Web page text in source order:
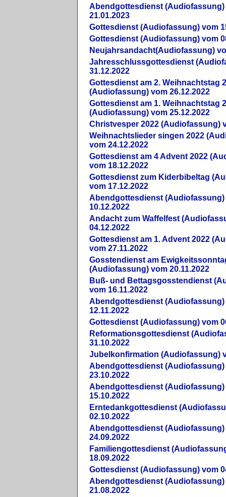
Abendgottesdienst (Audiofassung)
21.01.2023
Gottesdienst (Audiofassung) vom
Gottesdienst (Audiofassung) vom
Neujahrsandacht(Audiofassung)
Jahresschlussgottesdienst
31.12.2022
Gottesdienst am 2. Weihnachtstag
(Audiofassung) vom 26.12.2022
Gottesdienst am 1. Weihnachtstag
(Audiofassung) vom 25.12.2022
Christvesper 2022 (Audiofassung)
Weihnachtslieder singen 2022
vom 24.12.2022
Gottesdienst am 4 Advent 2022
vom 18.12.2022
Gottesdienst zum Kiderbibeltag
vom 17.12.2022
Abendgottesdienst (Audiofassung)
10.12.2022
Andacht zum Waffelfest
04.12.2022
Gottesdienst am 1. Advent 2022
vom 27.11.2022
Gosstendienst am
(Audiofassung) vom 20.11.2022
Buß- und Bettagsgosstendienst
vom 16.11.2022
Abendgottesdienst (Audiofassung)
12.11.2022
Gottesdienst (Audiofassung) vom
Reformationsgottesdienst
31.10.2022
Jubelkonfirmation (Audiofassung)
Abendgottesdienst (Audiofassung)
23.10.2022
Abendgottesdienst (Audiofassung)
15.10.2022
Erntedankgottesdienst
02.10.2022
Abendgottesdienst (Audiofassung)
24.09.2022
Familiengottesdienst
18.09.2022
Gottesdienst (Audiofassung) vom
Abendgottesdienst (Audiofassung)
21.08.2022